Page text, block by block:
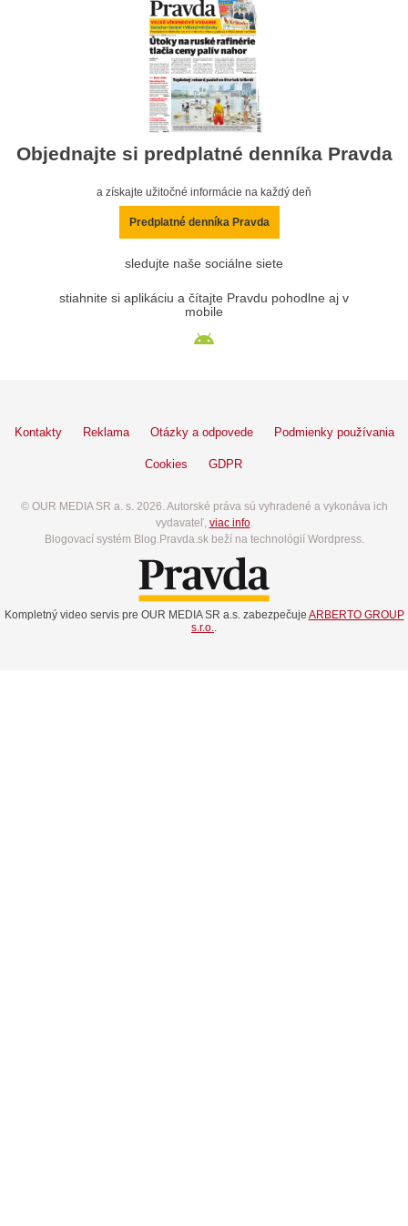
Objednajte si predplatné denníka Pravda
a získajte užitočné informácie na každý deň
Predplatné denníka Pravda
sledujte naše sociálne siete
stiahnite si aplikáciu a čítajte Pravdu pohodlne aj v
mobile
Kontakty Reklama Otázky a odpovede Podmienky používania
Cookies GDPR
© OUR MEDIA SR a. s. 2026. Autorské práva sú vyhradené a vykonáva ich
vydavateľ, viac info.
Blogovací systém Blog.Pravda.sk beží na technológií Wordpress.
Kompletný video servis pre OUR MEDIA SR a.s. zabezpečuje ARBERTO GROUP
s.r.o.